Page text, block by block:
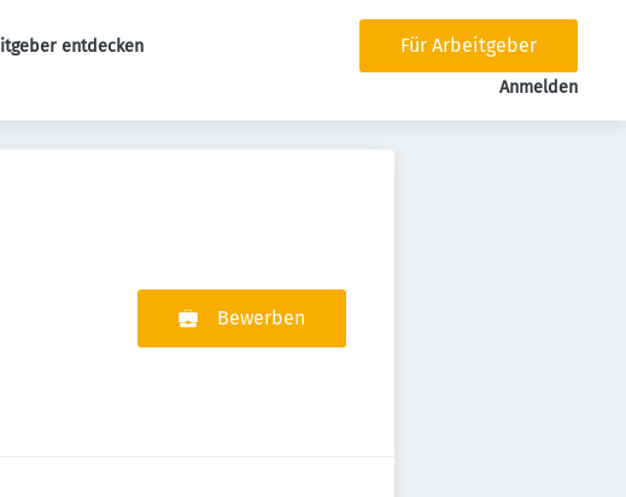
entdecken
Für Arbeitgeber
Anmelden
Bewerben